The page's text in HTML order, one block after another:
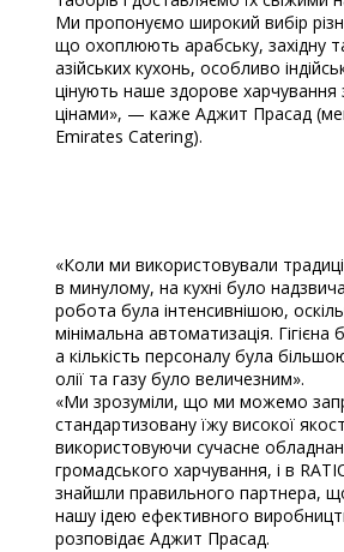
Ми пропонуємо широкий вибір
що охоплюють арабську, західну
азійських кухонь, особливо
цінують наше здорове харчування
цінами», — каже Аджит Прасад
Emirates Catering).
«Коли ми використовували
в минулому, на кухні було
робота була інтенсивнішою,
мінімальна автоматизація.
а кількість персоналу була
олії та газу було величезним».
«Ми зрозуміли, що ми можемо
стандартизовану їжу високої
використовуючи сучасне
громадського харчування, і в
знайшли правильного партнера,
нашу ідею ефективного
розповідає Аджит Прасад.